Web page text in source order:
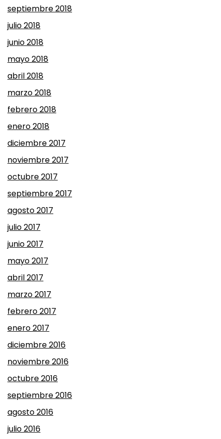
septiembre 2018
julio 2018
junio 2018
mayo 2018
abril 2018
marzo 2018
febrero 2018
enero 2018
diciembre 2017
noviembre 2017
octubre 2017
septiembre 2017
agosto 2017
julio 2017
junio 2017
mayo 2017
abril 2017
marzo 2017
febrero 2017
enero 2017
diciembre 2016
noviembre 2016
octubre 2016
septiembre 2016
agosto 2016
julio 2016